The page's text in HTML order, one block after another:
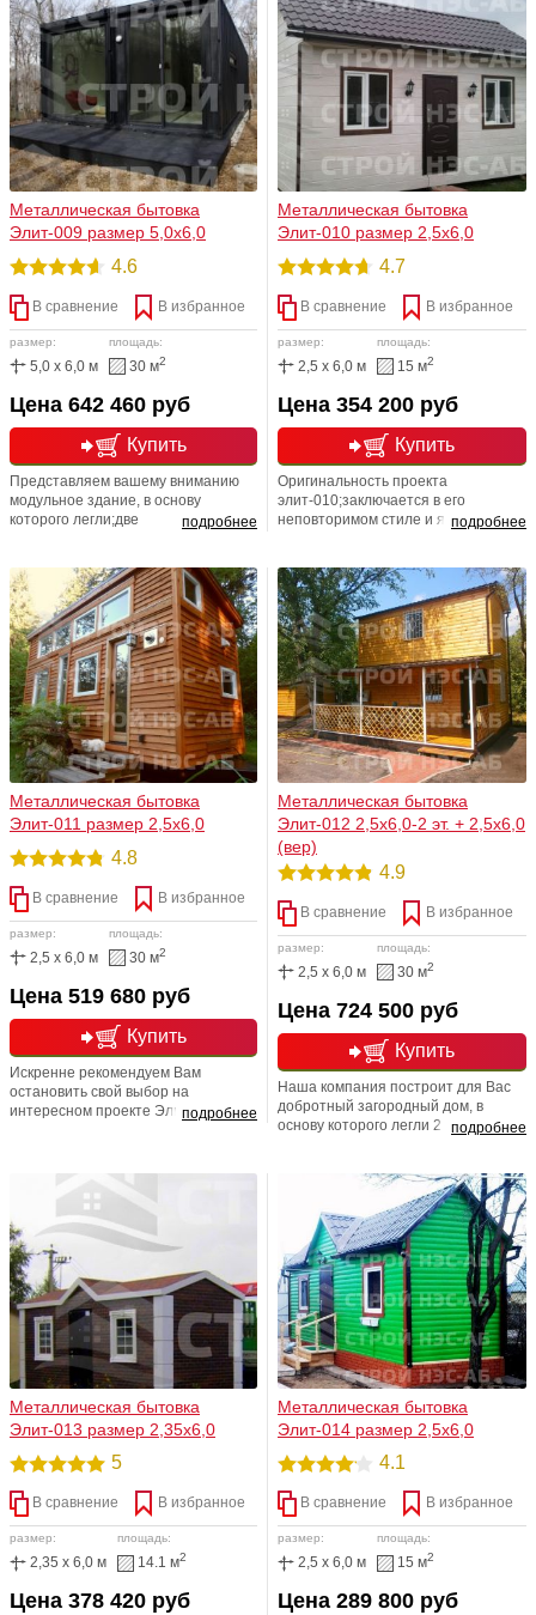
миниатюрный офис- дом.
Обращаем Ваше внимание, что к
строению можно пристроить
веранду или террасу. Простор для
реализации фантазий обширен!
стиль и шарм. В стоимость проекта
включено все, что Вы видите на
фото! Возможны различные
варианты отделочного материала
Металлическая бытовка
Элит-009 размер 5,0х6,0
4.6
В сравнение В избранное
размер:
5,0 x 6,0 м
площадь:
30 м2
Купить
Цена 642 460 руб
подробнее
Представляем вашему вниманию
модульное здание, в основу
которого легли;две
подразумевает возможность для
летнего и зимнего использования.
За доп плату Вы сможете заказать
в компании СТРОЙ НЭСАБ-н
любые коммуникации. Мы поможем
также и в установлении различных
нагревательных систем.
Металлическая бытовка
Элит-010 размер 2,5х6,0
4.7
В сравнение В избранное
размер:
2,5 x 6,0 м
площадь:
15 м2
Купить
Цена 354 200 руб
подробнее
Оригинальность проекта
элит-010;заключается в его
неповторимом стиле и ярком
кровельная система (высота конька
1,0м). Кровельный материал
представляется на Ваш выбор:
мягкая/металлочерепица. Ваша
бытовка не будет похожа на
бесконечное множество
одинаковых и убогих типовых
строений!
Металлическая бытовка
Элит-011 размер 2,5х6,0
4.8
В сравнение В избранное
размер:
2,5 x 6,0 м
площадь:
30 м2
Купить
Цена 519 680 руб
подробнее
Искренне рекомендуем Вам
остановить свой выбор на
интересном проекте Элит-011.
использования. Возможна любая
перепланировка. Полностью
утепленный вариант. Любая
размерная линейка
Металлическая бытовка
Элит-012 2,5х6,0-2 эт. + 2,5х6,0
(вер)
4.9
В сравнение В избранное
размер:
2,5 x 6,0 м
площадь:
30 м2
Купить
Цена 724 500 руб
подробнее
Наша компания построит для Вас
добротный загородный дом, в
основу которого легли 2
проекту, разработанному
архитекторами компании СТРОЙ
НЭСАБ-н. Наши специалисты
ответственно подходят к каждому
проекту и стремятся, чтобы клиент
остался максимально доволен,
полученным результатом.
Металлическая бытовка
Элит-013 размер 2,35х6,0
5
В сравнение В избранное
размер:
2,35 x 6,0 м
площадь:
14.1 м2
Цена 378 420 руб
Металлическая бытовка
Элит-014 размер 2,5х6,0
4.1
В сравнение В избранное
размер:
2,5 x 6,0 м
площадь:
15 м2
Цена 289 800 руб